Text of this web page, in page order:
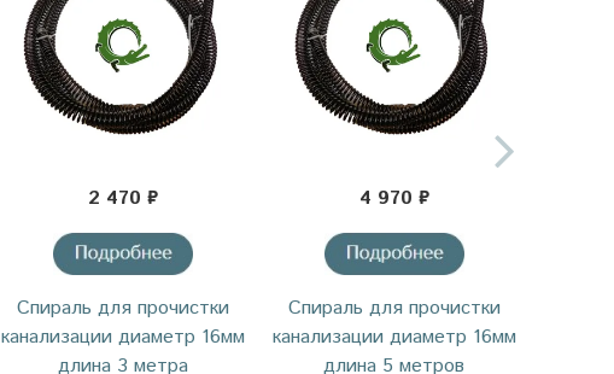
2 470 ₽
Спираль для прочистки
канализации диаметр 16мм
длина 3 метра
4 970 ₽
Спираль для прочистки
канализации диаметр 16мм
длина 5 метров